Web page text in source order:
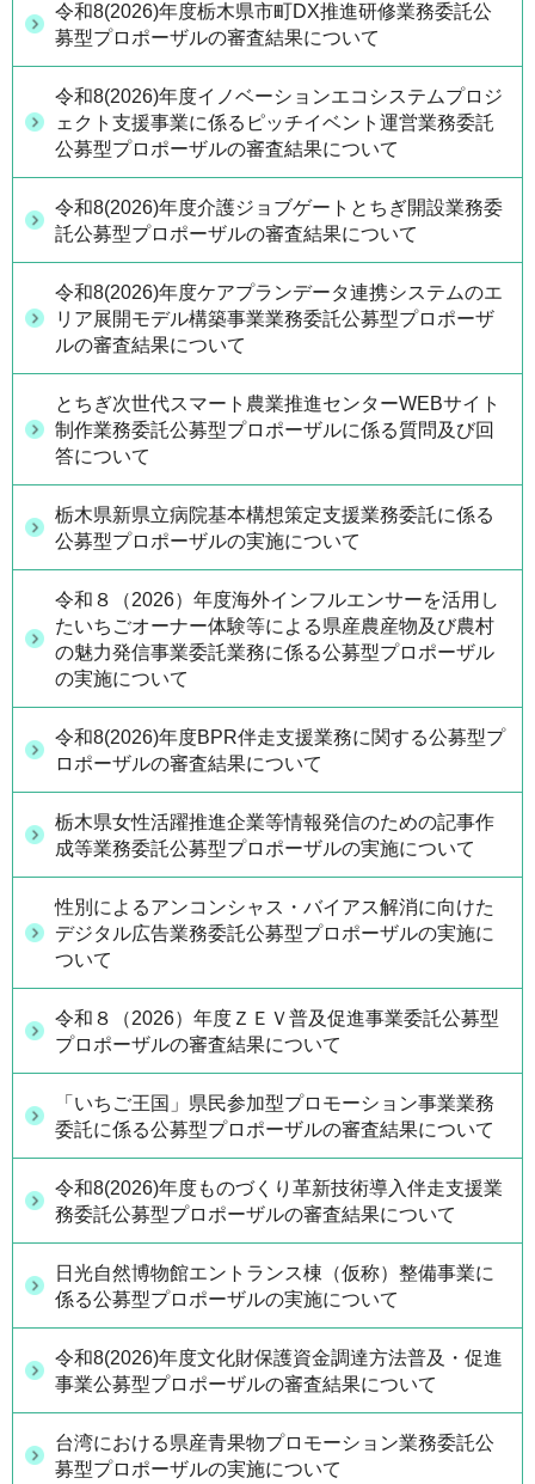
令和8(2026)年度栃木県市町DX推進研修業務委託公
募型プロポーザルの審査結果について
令和8(2026)年度イノベーションエコシステムプロジ
ェクト支援事業に係るピッチイベント運営業務委託
公募型プロポーザルの審査結果について
令和8(2026)年度介護ジョブゲートとちぎ開設業務委
託公募型プロポーザルの審査結果について
令和8(2026)年度ケアプランデータ連携システムのエ
リア展開モデル構築事業業務委託公募型プロポーザ
ルの審査結果について
とちぎ次世代スマート農業推進センターWEBサイト
制作業務委託公募型プロポーザルに係る質問及び回
答について
栃木県新県立病院基本構想策定支援業務委託に係る
公募型プロポーザルの実施について
令和８（2026）年度海外インフルエンサーを活用し
たいちごオーナー体験等による県産農産物及び農村
の魅力発信事業委託業務に係る公募型プロポーザル
の実施について
令和8(2026)年度BPR伴走支援業務に関する公募型プ
ロポーザルの審査結果について
栃木県女性活躍推進企業等情報発信のための記事作
成等業務委託公募型プロポーザルの実施について
性別によるアンコンシャス・バイアス解消に向けた
デジタル広告業務委託公募型プロポーザルの実施に
ついて
令和８（2026）年度ＺＥＶ普及促進事業委託公募型
プロポーザルの審査結果について
「いちご王国」県民参加型プロモーション事業業務
委託に係る公募型プロポーザルの審査結果について
令和8(2026)年度ものづくり革新技術導入伴走支援業
務委託公募型プロポーザルの審査結果について
日光自然博物館エントランス棟（仮称）整備事業に
係る公募型プロポーザルの実施について
令和8(2026)年度文化財保護資金調達方法普及・促進
事業公募型プロポーザルの審査結果について
台湾における県産青果物プロモーション業務委託公
募型プロポーザルの実施について